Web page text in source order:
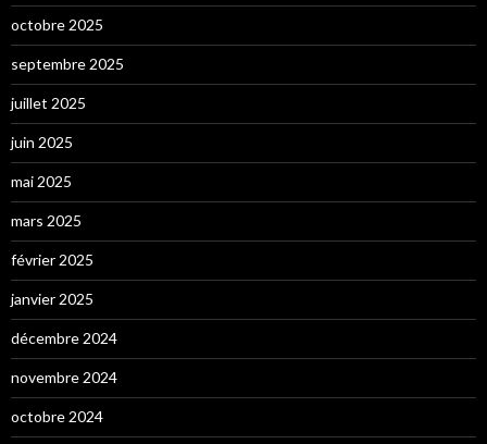
octobre 2025
septembre 2025
juillet 2025
juin 2025
mai 2025
mars 2025
février 2025
janvier 2025
décembre 2024
novembre 2024
octobre 2024